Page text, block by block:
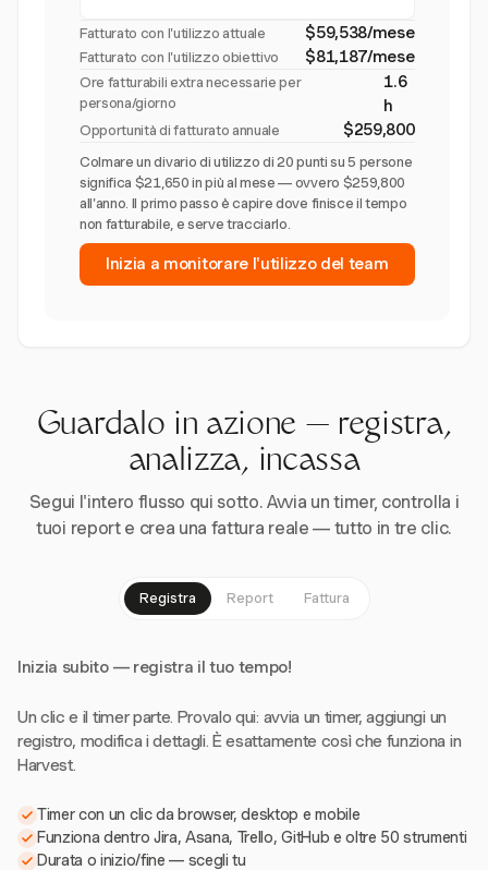
Fatturato con l'utilizzo attuale $59,538/mese
Fatturato con l'utilizzo obiettivo $81,187/mese
Ore fatturabili extra necessarie per
persona/giorno
1.6
h
Opportunità di fatturato annuale $259,800
Colmare un divario di utilizzo di 20 punti su 5 persone
significa $21,650 in più al mese — ovvero $259,800
all'anno. Il primo passo è capire dove finisce il tempo
non fatturabile, e serve tracciarlo.
Inizia a monitorare l'utilizzo del team
Guardalo in azione — registra,
analizza, incassa
Segui l'intero flusso qui sotto. Avvia un timer, controlla i
tuoi report e crea una fattura reale — tutto in tre clic.
Registra Report Fattura
Inizia subito — registra il tuo tempo!
Un clic e il timer parte. Provalo qui: avvia un timer, aggiungi un
registro, modifica i dettagli. È esattamente così che funziona in
Harvest.
Timer con un clic da browser, desktop e mobile
Funziona dentro Jira, Asana, Trello, GitHub e oltre 50 strumenti
Durata o inizio/fine — scegli tu